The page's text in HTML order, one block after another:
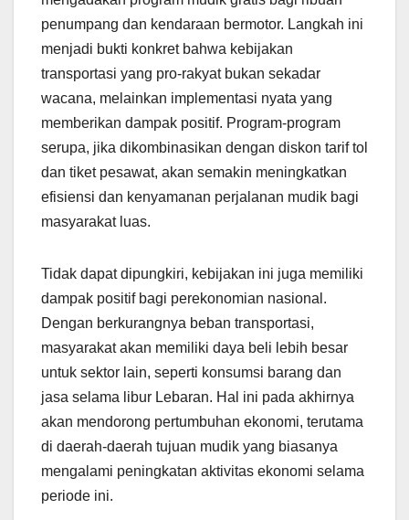
penumpang dan kendaraan bermotor. Langkah ini
menjadi bukti konkret bahwa kebijakan
transportasi yang pro-rakyat bukan sekadar
wacana, melainkan implementasi nyata yang
memberikan dampak positif. Program-program
serupa, jika dikombinasikan dengan diskon tarif tol
dan tiket pesawat, akan semakin meningkatkan
efisiensi dan kenyamanan perjalanan mudik bagi
masyarakat luas.
Tidak dapat dipungkiri, kebijakan ini juga memiliki
dampak positif bagi perekonomian nasional.
Dengan berkurangnya beban transportasi,
masyarakat akan memiliki daya beli lebih besar
untuk sektor lain, seperti konsumsi barang dan
jasa selama libur Lebaran. Hal ini pada akhirnya
akan mendorong pertumbuhan ekonomi, terutama
di daerah-daerah tujuan mudik yang biasanya
mengalami peningkatan aktivitas ekonomi selama
periode ini.